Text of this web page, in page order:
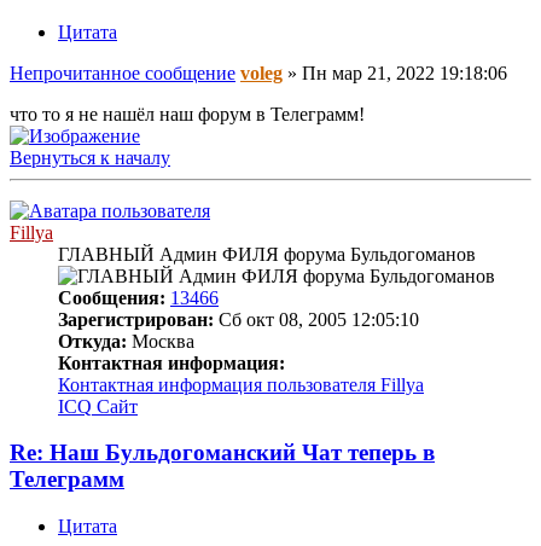
Цитата
Непрочитанное сообщение voleg » Пн мар 21, 2022 19:18:06
что то я не нашёл наш форум в Телеграмм!
Вернуться к началу
Fillya
ГЛАВНЫЙ Админ ФИЛЯ форума Бульдогоманов
Сообщения: 13466
Зарегистрирован: Сб окт 08, 2005 12:05:10
Откуда: Москва
Контактная информация:
Контактная информация пользователя Fillya
ICQ Сайт
Re: Наш Бульдогоманский Чат теперь в
Телеграмм
Цитата